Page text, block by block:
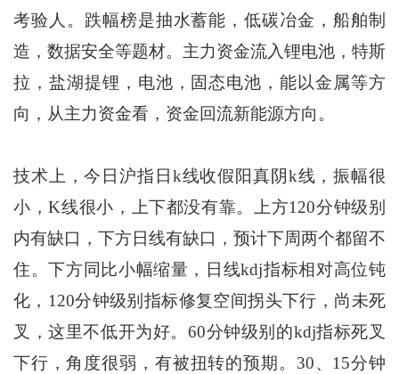
考验人。跌幅榜是抽水蓄能，低碳冶金，船舶制
造，数据安全等题材。主力资金流入锂电池，特斯
拉，盐湖提锂，电池，固态电池，能以金属等方
向，从主力资金看，资金回流新能源方向。
技术上，今日沪指日k线收假阳真阴k线，振幅很
小，K线很小，上下都没有靠。上方120分钟级别
内有缺口，下方日线有缺口，预计下周两个都留不
住。下方同比小幅缩量，日线kdj指标相对高位钝
化，120分钟级别指标修复空间拐头下行，尚未死
叉，这里不低开为好。60分钟级别的kdj指标死叉
下行，角度很弱，有被扭转的预期。30、15分钟